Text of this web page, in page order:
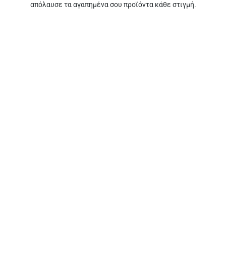
απόλαυσε τα αγαπημένα σου προϊόντα κάθε στιγμή.